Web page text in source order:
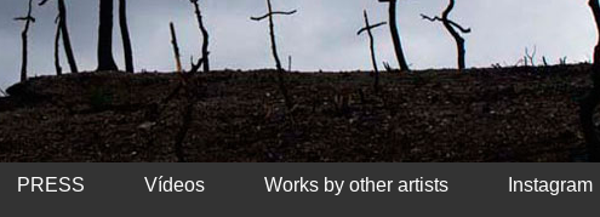
PRESS Vídeos Works by other artists Instagram